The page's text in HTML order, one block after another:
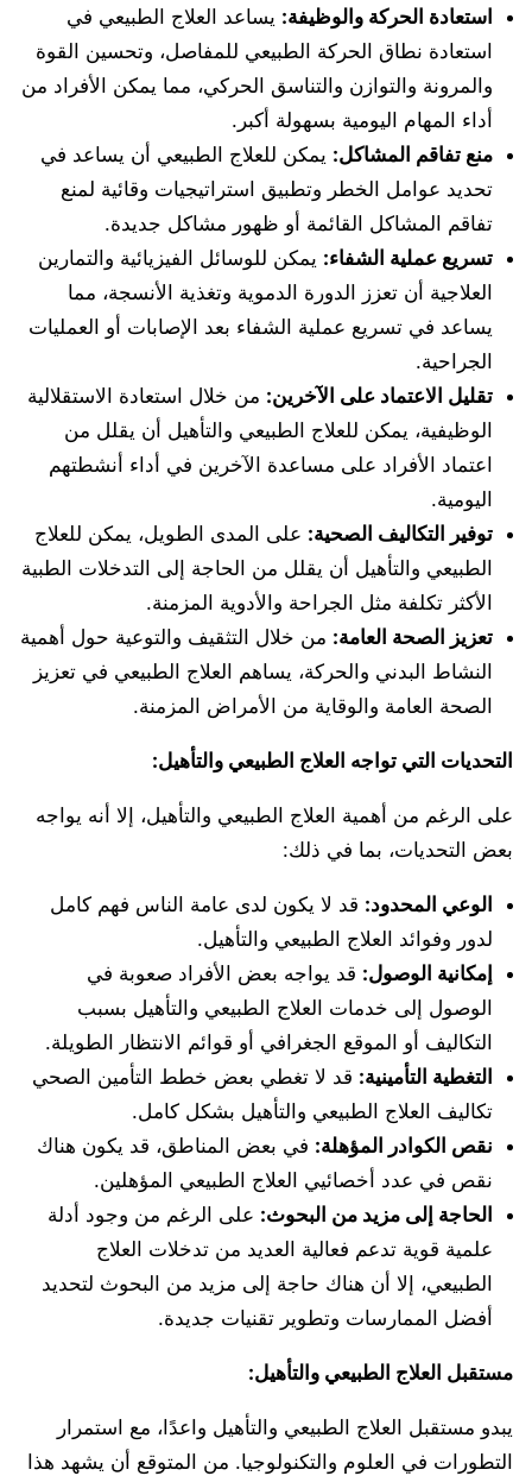
استعادة الحركة والوظيفة: يساعد العلاج الطبيعي في
استعادة نطاق الحركة الطبيعي للمفاصل، وتحسين القوة
والمرونة والتوازن والتناسق الحركي، مما يمكن الأفراد من
أداء المهام اليومية بسهولة أكبر.
منع تفاقم المشاكل: يمكن للعلاج الطبيعي أن يساعد في
تحديد عوامل الخطر وتطبيق استراتيجيات وقائية لمنع
تفاقم المشاكل القائمة أو ظهور مشاكل جديدة.
تسريع عملية الشفاء: يمكن للوسائل الفيزيائية والتمارين
العلاجية أن تعزز الدورة الدموية وتغذية الأنسجة، مما
يساعد في تسريع عملية الشفاء بعد الإصابات أو العمليات
الجراحية.
تقليل الاعتماد على الآخرين: من خلال استعادة الاستقلالية
الوظيفية، يمكن للعلاج الطبيعي والتأهيل أن يقلل من
اعتماد الأفراد على مساعدة الآخرين في أداء أنشطتهم
اليومية.
توفير التكاليف الصحية: على المدى الطويل، يمكن للعلاج
الطبيعي والتأهيل أن يقلل من الحاجة إلى التدخلات الطبية
الأكثر تكلفة مثل الجراحة والأدوية المزمنة.
تعزيز الصحة العامة: من خلال التثقيف والتوعية حول أهمية
النشاط البدني والحركة، يساهم العلاج الطبيعي في تعزيز
الصحة العامة والوقاية من الأمراض المزمنة.
التحديات التي تواجه العلاج الطبيعي والتأهيل:
على الرغم من أهمية العلاج الطبيعي والتأهيل، إلا أنه يواجه
بعض التحديات، بما في ذلك:
الوعي المحدود: قد لا يكون لدى عامة الناس فهم كامل
لدور وفوائد العلاج الطبيعي والتأهيل.
إمكانية الوصول: قد يواجه بعض الأفراد صعوبة في
الوصول إلى خدمات العلاج الطبيعي والتأهيل بسبب
التكاليف أو الموقع الجغرافي أو قوائم الانتظار الطويلة.
التغطية التأمينية: قد لا تغطي بعض خطط التأمين الصحي
تكاليف العلاج الطبيعي والتأهيل بشكل كامل.
نقص الكوادر المؤهلة: في بعض المناطق، قد يكون هناك
نقص في عدد أخصائيي العلاج الطبيعي المؤهلين.
الحاجة إلى مزيد من البحوث: على الرغم من وجود أدلة
علمية قوية تدعم فعالية العديد من تدخلات العلاج
الطبيعي، إلا أن هناك حاجة إلى مزيد من البحوث لتحديد
أفضل الممارسات وتطوير تقنيات جديدة.
مستقبل العلاج الطبيعي والتأهيل:
يبدو مستقبل العلاج الطبيعي والتأهيل واعدًا، مع استمرار
التطورات في العلوم والتكنولوجيا. من المتوقع أن يشهد هذا